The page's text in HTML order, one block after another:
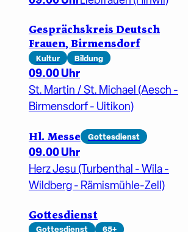
Gesprächskreis Deutsch
Frauen, Birmensdorf
Kultur Bildung
09.00 Uhr
St. Martin / St. Michael (Aesch -
Birmensdorf - Uitikon)
Hl. Messe Gottesdienst
09.00 Uhr
Herz Jesu (Turbenthal - Wila -
Wildberg - Rämismühle-Zell)
Gottesdienst
Gottesdienst 65+